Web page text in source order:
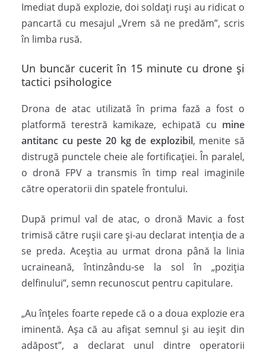
Imediat după explozie, doi soldați ruși au ridicat o
pancartă cu mesajul „Vrem să ne predăm”, scris
în limba rusă.
Un buncăr cucerit în 15 minute cu drone și
tactici psihologice
Drona de atac utilizată în prima fază a fost o
platformă terestră kamikaze, echipată cu mine
antitanc cu peste 20 kg de explozibil, menite să
distrugă punctele cheie ale fortificației. În paralel,
o dronă FPV a transmis în timp real imaginile
către operatorii din spatele frontului.
După primul val de atac, o dronă Mavic a fost
trimisă către rușii care și-au declarat intenția de a
se preda. Aceștia au urmat drona până la linia
ucraineană, întinzându-se la sol în „poziția
delfinului”, semn recunoscut pentru capitulare.
„Au înțeles foarte repede că o a doua explozie era
iminentă. Așa că au afișat semnul și au ieșit din
adăpost”, a declarat unul dintre operatorii